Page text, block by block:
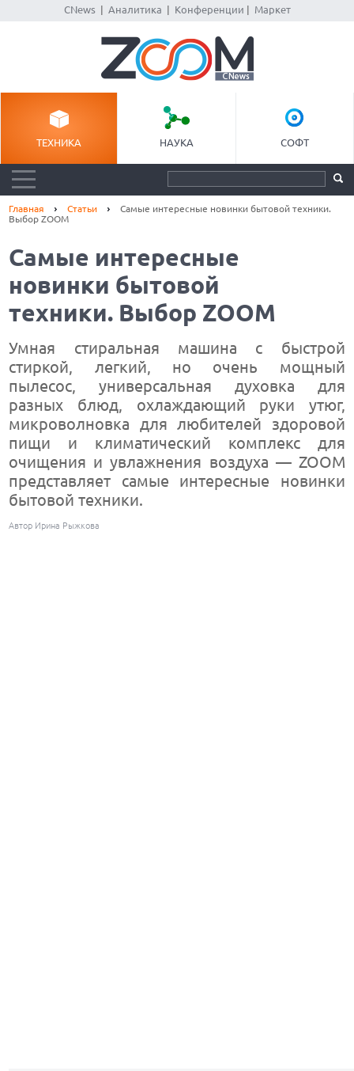
CNews| Аналитика Конференции Маркет
ТЕХНИКА НАУКА СОФТ
Главная Статьи
Самые интересные новинки бытовой техники.
Выбор ZOOM
Самые интересные
новинки бытовой
техники. Выбор ZOOM
Умная стиральная машина с быстрой
стиркой, легкий, но очень мощный
пылесос, универсальная духовка для
разных блюд, охлаждающий руки утюг,
микроволновка для любителей здоровой
пищи и климатический комплекс для
очищения и увлажнения воздуха — ZOOM
представляет самые интересные новинки
бытовой техники.
Автор Ирина Рыжкова